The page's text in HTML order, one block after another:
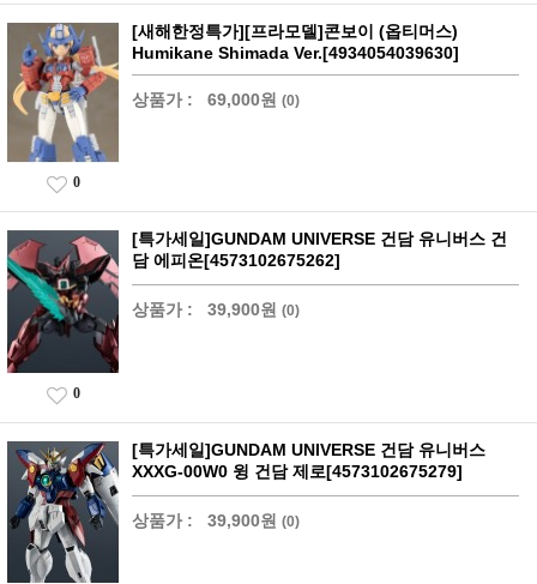
[새해한정특가][프라모델]콘보이 (옵티머스)
Humikane Shimada Ver.[4934054039630]
상품가 : 69,000원 (0)
0
[특가세일]GUNDAM UNIVERSE 건담 유니버스 건
담 에피온[4573102675262]
상품가 : 39,900원 (0)
0
[특가세일]GUNDAM UNIVERSE 건담 유니버스
XXXG-00W0 윙 건담 제로[4573102675279]
상품가 : 39,900원 (0)